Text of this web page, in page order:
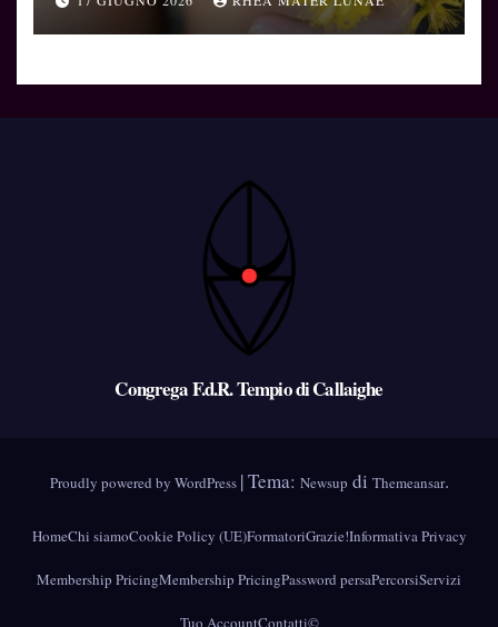
Congrega F.d.R. Tempio di Callaighe
Proudly powered by WordPress |Tema: Newsup di Themeansar.
HomeChi siamoCookie Policy (UE)FormatoriGrazie!Informativa Privacy
Membership PricingMembership PricingPassword persaPercorsiServizi
Tuo AccountContatti©